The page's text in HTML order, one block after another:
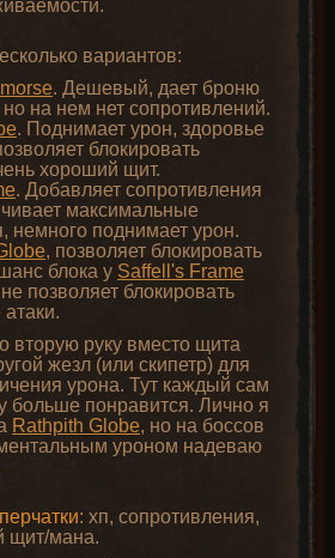
вариантов:
. Дешевый, дает броню
на нем нет сопротивлений.
. Поднимает урон, здоровье
блокировать
хороший щит.
. Добавляет сопротивления
максимальные
немного поднимает урон.
, позволяет блокировать
блока у Saffell's Frame
позволяет блокировать
вторую руку вместо щита
жезл (или скипетр) для
урона. Тут каждый сам
больше понравится. Лично я
Rathpith Globe, но на боссов
уроном надеваю
: хп, сопротивления,
щит/мана.